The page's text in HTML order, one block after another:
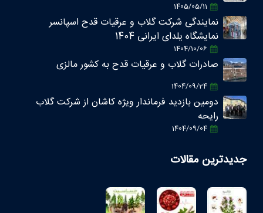
1405/05/11
نمایندگی شرکت گلاب و عرقیات قدح اسپانسر
نمایشگاه یلدای ایرانی 1404
1404/10/06
صادرات گلاب و عرقیات قدح به کشور مالزی
1404/09/24
دومین بازدید فرماندار ویژه کاشان از شرکت گلاب
رایحه
1404/09/04
جدیدترین مقالات